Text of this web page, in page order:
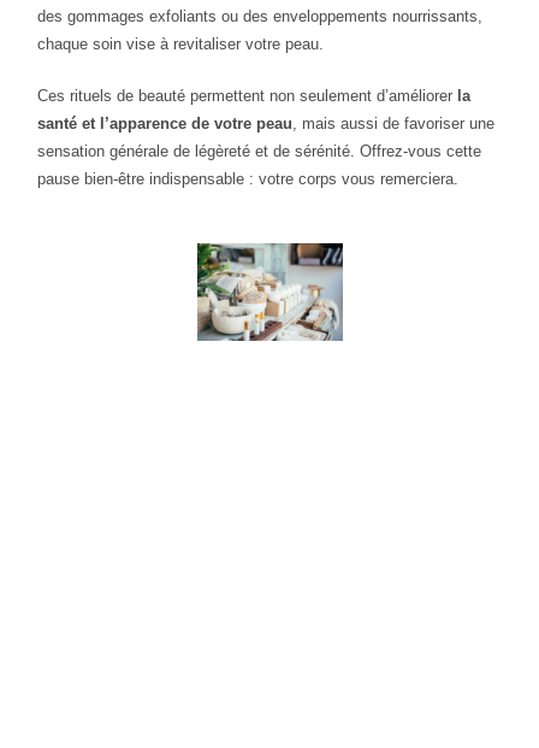
des gommages exfoliants ou des enveloppements nourrissants,
chaque soin vise à revitaliser votre peau.
Ces rituels de beauté permettent non seulement d’améliorer la
santé et l’apparence de votre peau, mais aussi de favoriser une
sensation générale de légèreté et de sérénité. Offrez-vous cette
pause bien-être indispensable : votre corps vous remerciera.